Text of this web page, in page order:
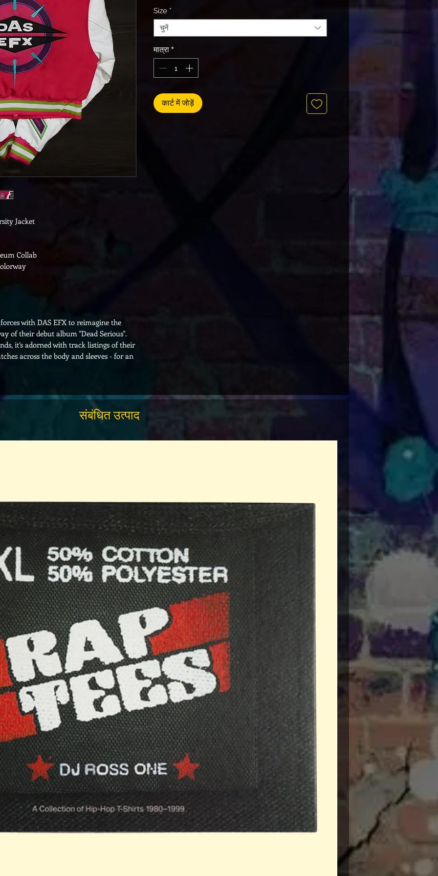
Jacket
Collab
with DAS EFX to reimagine the
of their debut album "Dead Serious".
it’s adorned with track listings of their
across the body and sleeves - for an
Size *
चुनें
मात्रा*
कार्ट में जोड़ें
संबंधित उत्पाद